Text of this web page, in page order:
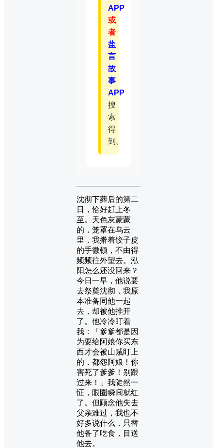
APP
或
者
盐
言
故
事
APP
搜
索
得
到。
沈彻下葬后的第二
日，恰好赶上冬
至。天色灰蒙蒙
的，笼罩在乌云
里，我擀着饺子皮
的手微顿，不由得
频频往外望去。泓
阳怎么还没回来？
今日一早，他说要
去祭奠沈彻，我原
本准备同他一起
去，却被他推开
了。他冷冷盯着
我：「爹爹都是因
为要给阿娘你买东
西才会被山贼盯上
的，都怨阿娘！你
害死了爹爹！别跟
过来！」我陡然一
怔，眼圈瞬间就红
了。但顾念他失去
父亲难过，我也不
好多说什么，只替
他备了吃食，目送
他去。